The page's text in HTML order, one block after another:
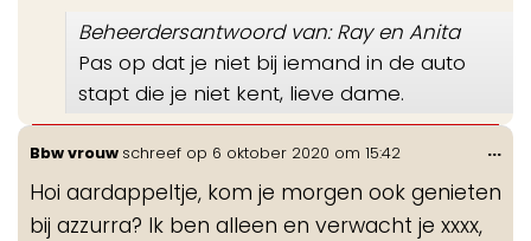
Beheerdersantwoord van: Ray en Anita
Pas op dat je niet bij iemand in de auto
stapt die je niet kent, lieve dame.
Bbw vrouw schreef op 6 oktober 2020 om 15:42
Hoi aardappeltje, kom je morgen ook genieten
bij azzurra? Ik ben alleen en verwacht je xxxx,
...